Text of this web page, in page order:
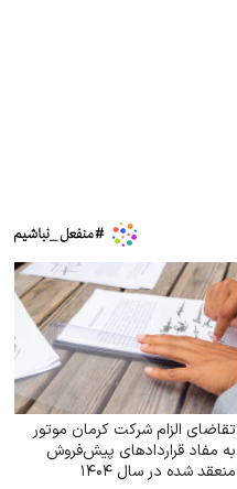
تقاضای الزام شرکت کرمان موتور
به مفاد قراردادهای پیش‌فروش
منعقد شده در سال ۱۴۰۴